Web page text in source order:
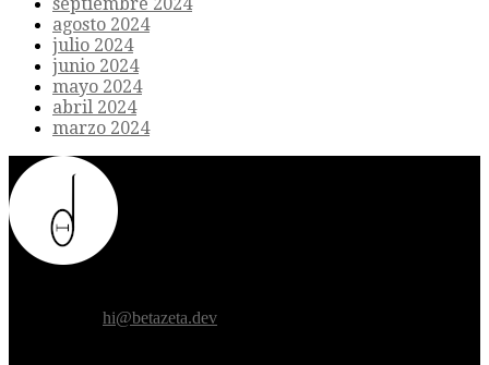
agosto 2024
julio 2024
junio 2024
mayo 2024
abril 2024
marzo 2024
hi@betazeta.dev